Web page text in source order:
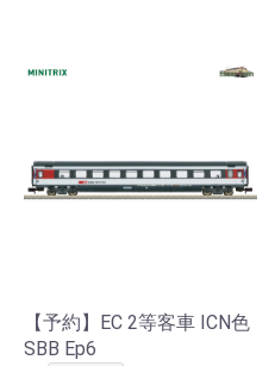
【予約】EC 2等客車 ICN色
SBB Ep6